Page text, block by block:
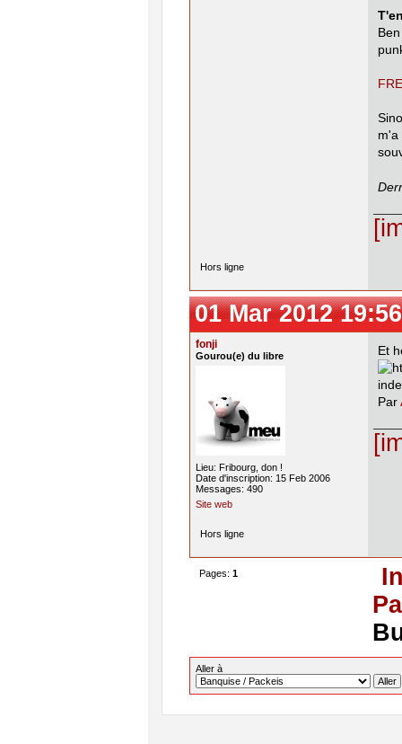
Hors ligne
01 Mar 2012
fonji
Gourou(e) du libre
Lieu: Fribourg, don !
Date d'inscription: 15 Feb 2006
Messages: 490
Site web
Et
Par
Hors ligne
Pages: 1
Aller à